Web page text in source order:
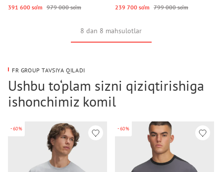
391 600 so‘m 979 000 so‘m 239 700 so‘m 799 000 so‘m
8 dan 8 mahsulotlar
FR GROUP TAVSIYA QILADI
Ushbu to‘plam sizni qiziqtirishiga
ishonchimiz komil
-60% -60%